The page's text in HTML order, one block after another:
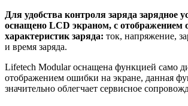
Для удобства контроля заряда зарядное
оснащено LCD экраном, с отображением
характеристик заряда: ток, напряжение,
и время заряда.
Lifetech Modular оснащена функцией само
отображением ошибки на экране, данная
значительно облегчает сервисное